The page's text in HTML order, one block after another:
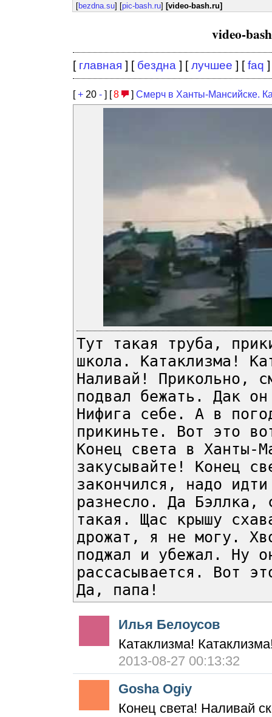
[bezdna.su] [pic-bash.ru] [video-bash.ru]
video-
[ главная ] [ бездна ] [лучшее ] [faq ]
[+ 20 - ] [8 ] Смерч в Ханты-Мансийске.
Тут такая труба,
школа. Катаклизма!
Наливай! Прикольно,
подвал бежать. Дак
Нифига себе. А в
прикиньте. Вот это
Конец света в Ханты-
закусывайте! Конец
закончился, надо
разнесло. Да Бэллка,
такая. Щас крышу
дрожат, я не могу.
поджал и убежал. Ну
рассасывается. Вот
Да, папа!
Илья Белоусов
Катаклизма!
2013-08-27 00:13:32
Gosha Ogiy
Конец света! Наливай